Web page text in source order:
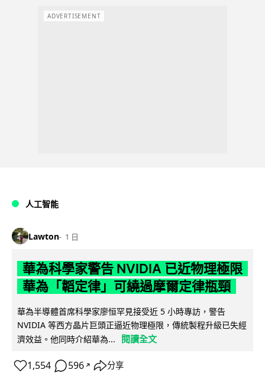
ADVERTISEMENT
人工智能
Lawton 1 日
華為科學家警告 NVIDIA 已近物理極限
華為「韜定律」可繞過摩爾定律瓶頸
華為半導體首席科學家廖恒罕見接受近 5 小時專訪，警告
NVIDIA 等西方晶片巨頭正逼近物理極限，傳統製程升級已失經
濟效益。他同時介紹華為...
閱讀全文
1,554 596 ↗ 分享